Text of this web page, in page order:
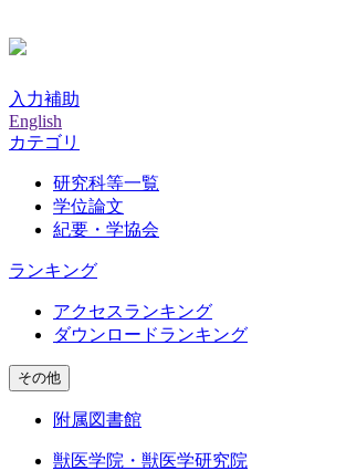
入力補助
English
カテゴリ
研究科等一覧
学位論文
紀要・学協会
ランキング
アクセスランキング
ダウンロードランキング
その他
附属図書館
獣医学院・獣医学研究院